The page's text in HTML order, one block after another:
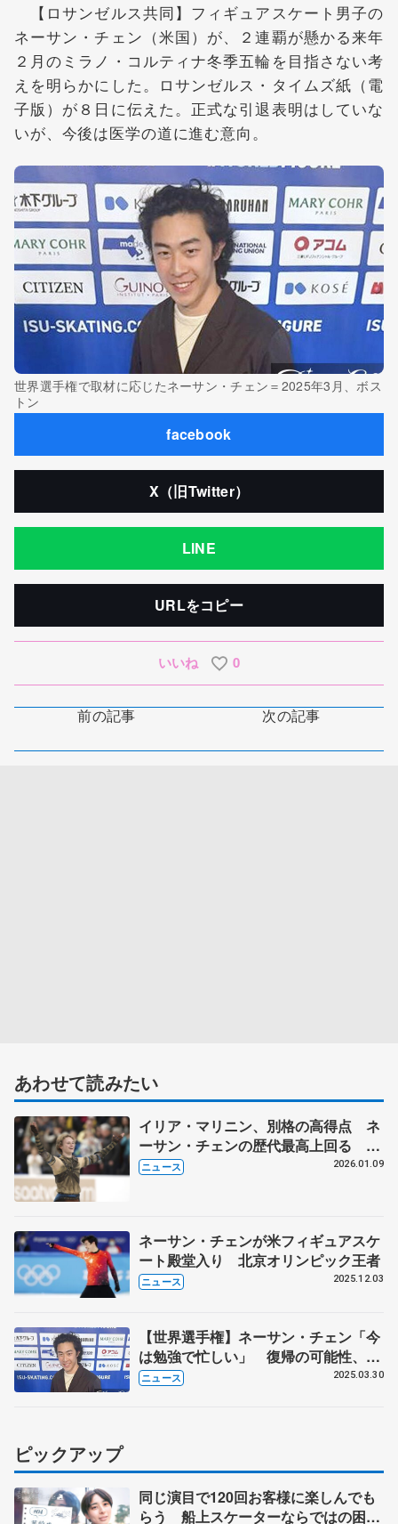
【ロサンゼルス共同】フィギュアスケート男子の
ネーサン・チェン（米国）が、２連覇が懸かる来年
２月のミラノ・コルティナ冬季五輪を目指さない考
えを明らかにした。ロサンゼルス・タイムズ紙（電
子版）が８日に伝えた。正式な引退表明はしていな
いが、今後は医学の道に進む意向。
世界選手権で取材に応じたネーサン・チェン＝2025年3月、ボス
トン
facebook
X（旧Twitter）
LINE
URLをコピー
いいね 0
前の記事 次の記事
あわせて読みたい
イリア・マリニン、別格の高得点 ネ
ーサン・チェンの歴代最高上回る 全
米フィギュア男子SP
ニュース 2026.01.09
ネーサン・チェンが米フィギュアスケ
ート殿堂入り 北京オリンピック王者
ニュース 2025.12.03
【世界選手権】ネーサン・チェン「今
は勉強で忙しい」 復帰の可能性、マ
リニンについて語る
ニュース 2025.03.30
ピックアップ
同じ演目で120回お客様に楽しんでも
らう 船上スケーターならではの困難